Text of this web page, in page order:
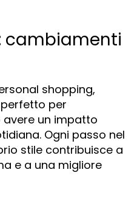
cambiamenti
shopping,
per
avere un impatto
Ogni passo nel
stile contribuisce a
e a una migliore